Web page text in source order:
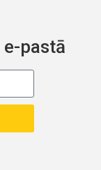
pastā